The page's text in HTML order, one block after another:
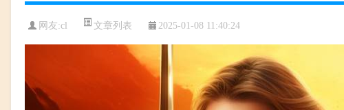
网友:cl 文章列表 2025-01-08 11:40:24